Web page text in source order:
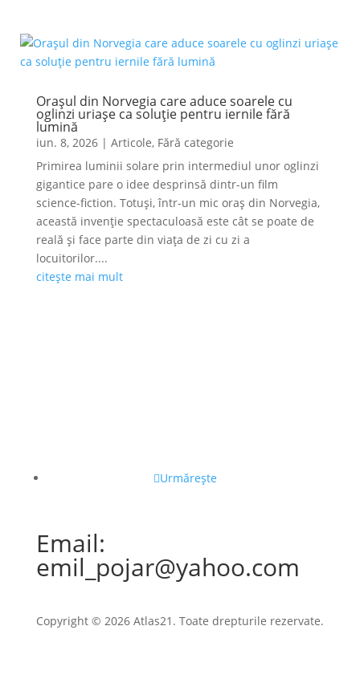
Orașul din Norvegia care aduce soarele cu
oglinzi uriașe ca soluție pentru iernile fără
lumină
iun. 8, 2026| Articole, Fără categorie
Primirea luminii solare prin intermediul unor oglinzi
gigantice pare o idee desprinsă dintr-un film
science-fiction. Totuși, într-un mic oraș din Norvegia,
această invenție spectaculoasă este cât se poate de
reală și face parte din viața de zi cu zi a
locuitorilor....
citește mai mult
Urmărește
Email:
emil_pojar@yahoo.com
Copyright © 2026 Atlas21. Toate drepturile rezervate.